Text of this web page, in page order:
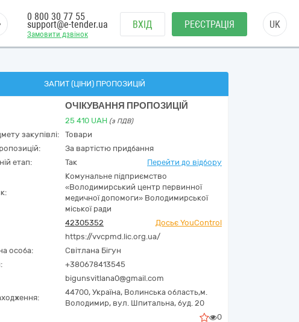
Замовити дзвінок
0 800 30 77 55
support@e-tender.ua ВХІД РЕЄСТРАЦІЯ UK
ЗАПИТ (ЦІНИ) ПРОПОЗИЦІЙ
ОЧІКУВАННЯ ПРОПОЗИЦІЙ
25 410 UAH (з ПДВ)
закупівлі:
Товари
За вартістю придбання
етап:
Так Перейти до відбору
Комунальне підприємство
«Володимирський центр первинної
медичної допомоги» Володимирської
міської ради
42305352
Досьє YouControl
https://vvcpmd.lic.org.ua/
особа:
Світлана Бігун
+380678413545
bigunsvitlana0@gmail.com
44700, Україна, Волинська область,м.
Володимир, вул. Шпитальна, буд. 20
0